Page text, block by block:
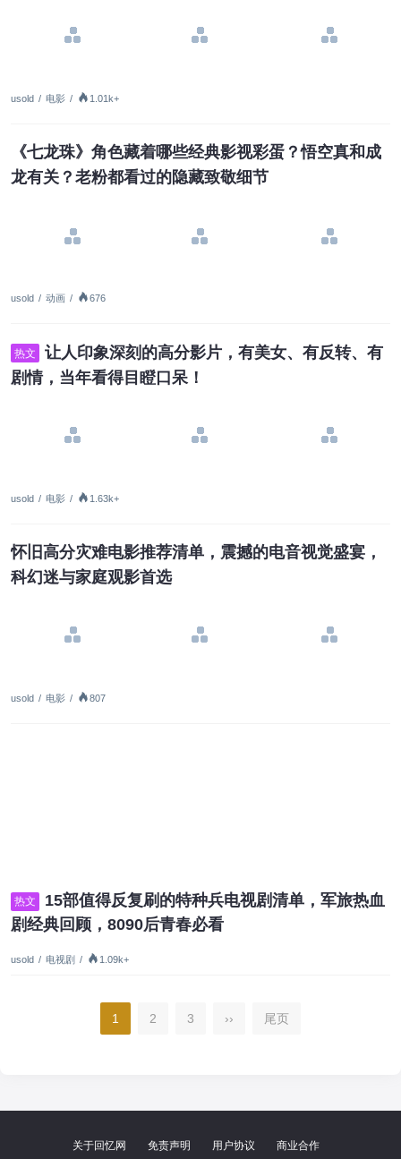
usold / 电影 / 1.01k+
《七龙珠》角色藏着哪些经典影视彩蛋？悟空真和成
龙有关？老粉都看过的隐藏致敬细节
usold / 动画 / 676
热文
让人印象深刻的高分影片，有美女、有反转、有
剧情，当年看得目瞪口呆！
usold / 电影 / 1.63k+
怀旧高分灾难电影推荐清单，震撼的电音视觉盛宴，
科幻迷与家庭观影首选
usold / 电影 / 807
热文
15部值得反复刷的特种兵电视剧清单，军旅热血
剧经典回顾，8090后青春必看
usold / 电视剧 / 1.09k+
1 2 3 ›› 尾页
关于回忆网 免责声明 用户协议 商业合作